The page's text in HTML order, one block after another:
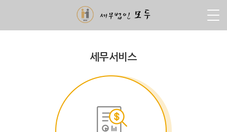
세무서비스